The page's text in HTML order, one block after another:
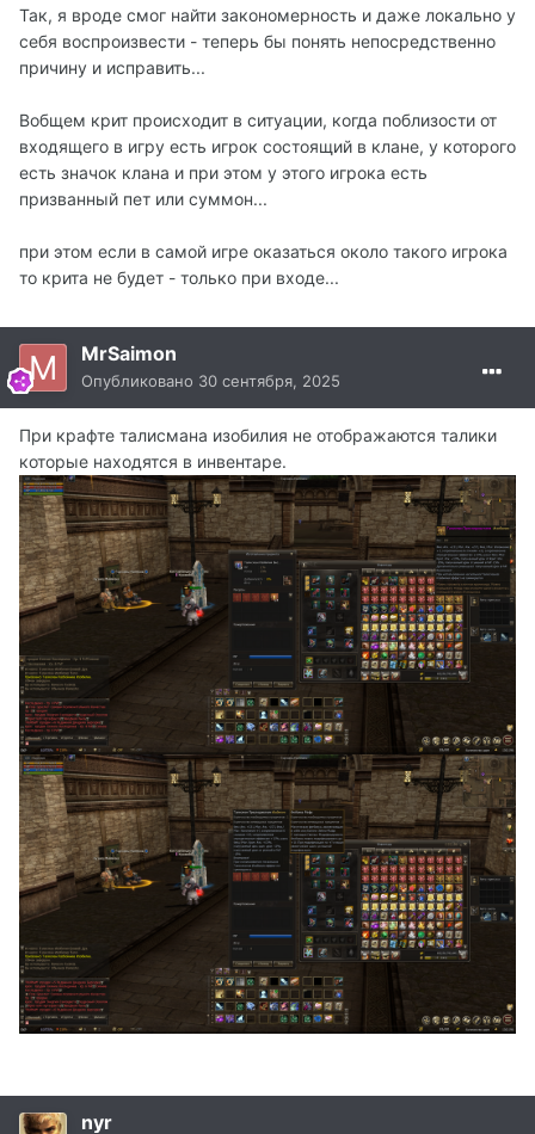
Так, я вроде смог найти закономерность и даже локально у
себя воспроизвести - теперь бы понять непосредственно
причину и исправить...
Вобщем крит происходит в ситуации, когда поблизости от
входящего в игру есть игрок состоящий в клане, у которого
есть значок клана и при этом у этого игрока есть
призванный пет или суммон...
при этом если в самой игре оказаться около такого игрока
то крита не будет - только при входе...
MrSaimon
Опубликовано 30 сентября, 2025
При крафте талисмана изобилия не отображаются талики
которые находятся в инвентаре.
nyr